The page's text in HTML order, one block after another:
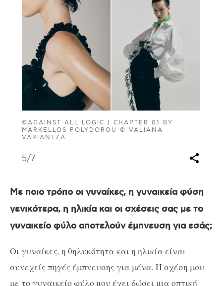
©AGAINST ALL LOGIC | CHAPTER 01 BY
MARKELLOS POLYDOROU © VALIANA
VARIANTZA
5/7
Με ποιο τρόπο οι γυναίκες, η γυναικεία φύση
γενικότερα, η ηλικία και οι σχέσεις σας με το
γυναικείο φύλο αποτελούν έμπνευση για εσάς;
Οι γυναίκες, η θηλυκότητα και η ηλικία είναι
συνεχείς πηγές έμπνευσης για μένα. Η σχέση μου
με το γυναικείο φύλο μου έχει δώσει μια οπτική